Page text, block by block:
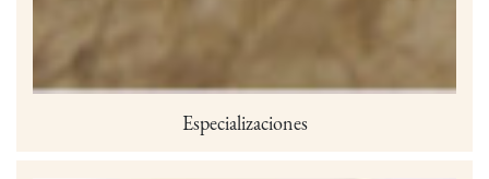
Especializaciones